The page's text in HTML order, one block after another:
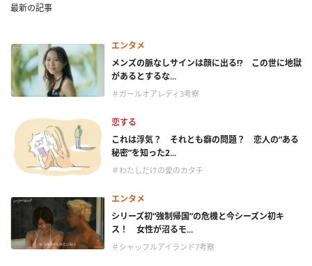
最新の記事
エンタメ
メンズの脈なしサインは顔に出る!? この世に地獄
があるとするな...
＃ガールオアレディ3考察
恋する
これは浮気？ それとも癖の問題？ 恋人の“ある
秘密”を知った2...
＃わたしだけの愛のカタチ
エンタメ
シリーズ初“強制帰国”の危機と今シーズン初キ
ス！ 女性が沼るモ...
＃シャッフルアイランド7考察